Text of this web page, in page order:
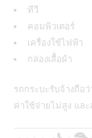
ทีวี
คอมพิวเตอร์
เครื่องใช้ไฟฟ้า
กล่องเสื้อผ้า
รถกระบะรับจ้างถือ
ค่าใช้จ่ายไม่สูง แล